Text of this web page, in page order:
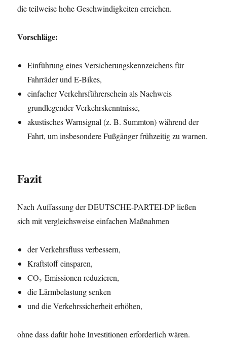
die teilweise hohe Geschwindigkeiten erreichen.
Vorschläge:
Einführung eines Versicherungskennzeichens für
Fahrräder und E-Bikes,
einfacher Verkehrsführerschein als Nachweis
grundlegender Verkehrskenntnisse,
akustisches Warnsignal (z. B. Summton) während der
Fahrt, um insbesondere Fußgänger frühzeitig zu warnen.
Fazit
Nach Auffassung der DEUTSCHE-PARTEI-DP ließen
sich mit vergleichsweise einfachen Maßnahmen
der Verkehrsfluss verbessern,
Kraftstoff einsparen,
CO₂-Emissionen reduzieren,
die Lärmbelastung senken
und die Verkehrssicherheit erhöhen,
ohne dass dafür hohe Investitionen erforderlich wären.